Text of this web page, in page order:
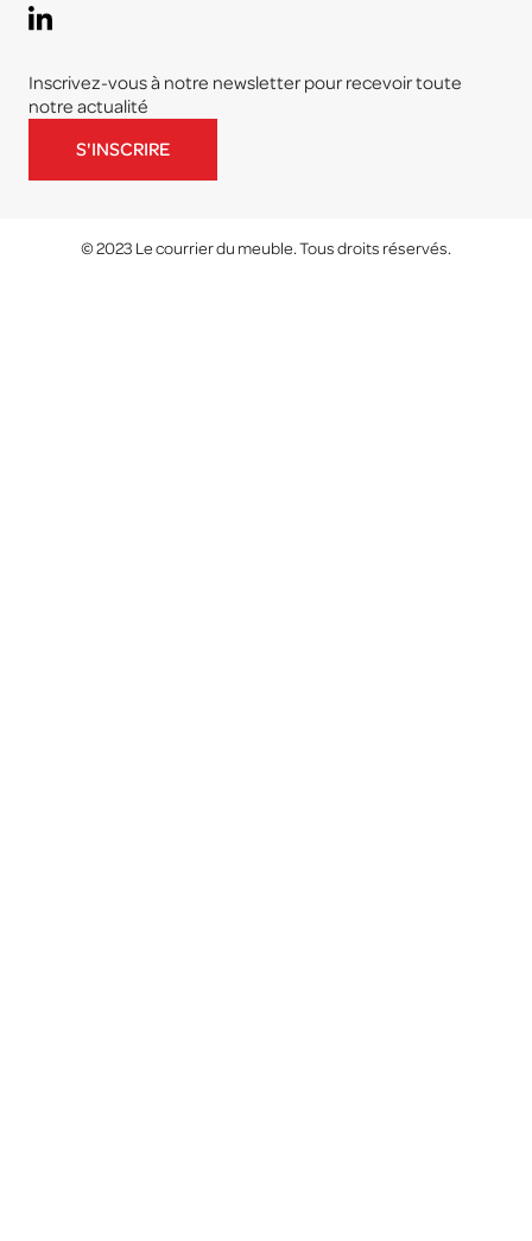
Inscrivez-vous à notre newsletter pour recevoir toute
notre actualité
S'INSCRIRE
© 2023 Le courrier du meuble. Tous droits réservés.